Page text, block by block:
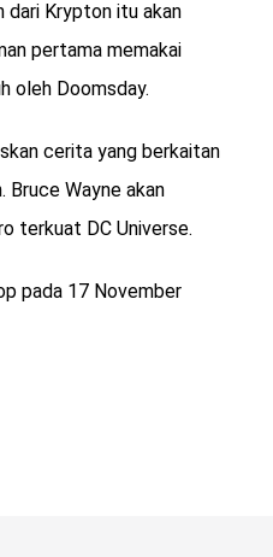
dari Krypton itu akan
pertama memakai
oleh Doomsday.
cerita yang berkaitan
Bruce Wayne akan
terkuat DC Universe.
pada 17 November